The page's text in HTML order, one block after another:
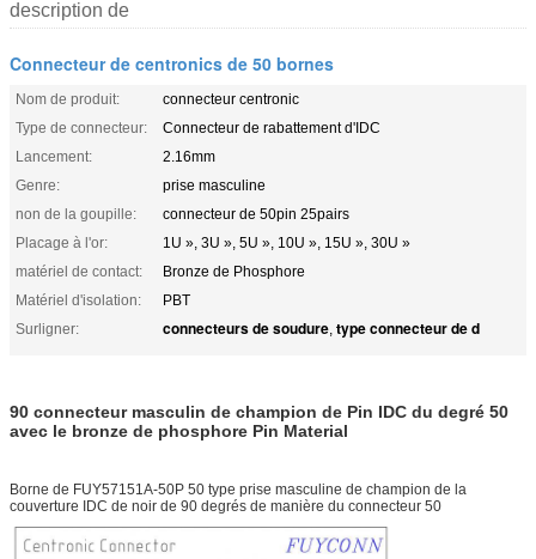
description de
Connecteur de centronics de 50 bornes
Nom de produit:
connecteur centronic
Type de connecteur:
Connecteur de rabattement d'IDC
Lancement:
2.16mm
Genre:
prise masculine
non de la goupille:
connecteur de 50pin 25pairs
Placage à l'or:
1U », 3U », 5U », 10U », 15U », 30U »
matériel de contact:
Bronze de Phosphore
Matériel d'isolation:
PBT
Surligner:
connecteurs de soudure, type connecteur de d
90 connecteur masculin de champion de Pin IDC du degré 50
avec le bronze de phosphore Pin Material
Borne de FUY57151A-50P 50 type prise masculine de champion de la
couverture IDC de noir de 90 degrés de manière du connecteur 50